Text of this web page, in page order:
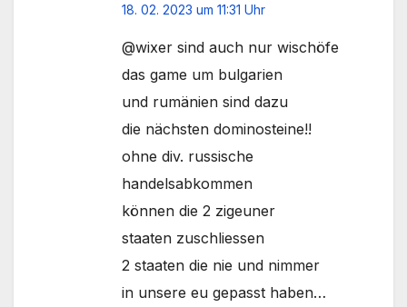
18. 02. 2023 um 11:31 Uhr
@wixer sind auch nur wischöfe
das game um bulgarien
und rumänien sind dazu
die nächsten dominosteine!!
ohne div. russische
handelsabkommen
können die 2 zigeuner
staaten zuschliessen
2 staaten die nie und nimmer
in unsere eu gepasst haben…